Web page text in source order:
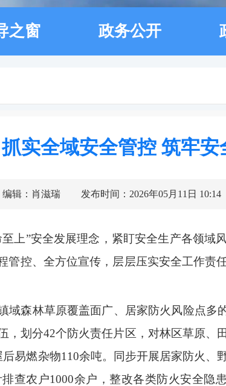
之窗 政务公开
实全域安全管控 筑牢
编辑：肖滋瑞 发布时间：2026年05月11日 10:14
上”安全发展理念，紧盯安全生产各领
控、全方位宣传，层层压实安全工作责
域森林草原覆盖面广、居家防火风险点多
，划分42个防火责任片区，对林区草原、
易燃杂物110余吨。同步开展居家防火
查农户1000余户，整改各类防火安全隐患